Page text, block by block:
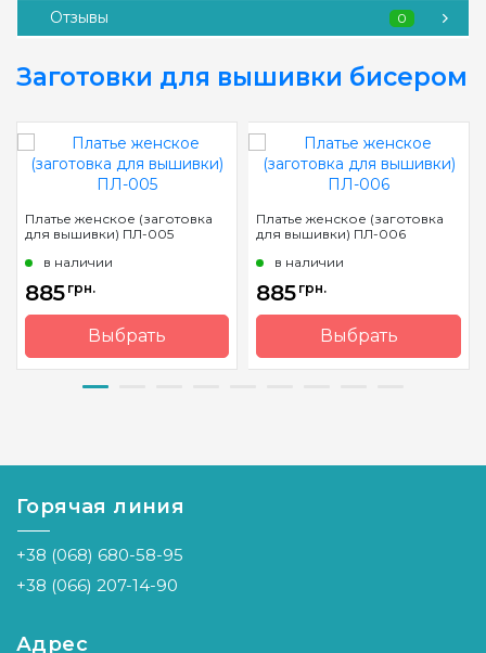
Отзывы
0
Заготовки для вышивки бисером
Платье женское (заготовка
для вышивки) ПЛ-005
в наличии
885 грн.
Выбрать
Бренд
Барвиста
Платье женское (заготовка
для вышивки) ПЛ-006
в наличии
885 грн.
Выбрать
Бренд
Барвиста
Горячая линия
+38 (068) 680-58-95
+38 (066) 207-14-90
Адрес